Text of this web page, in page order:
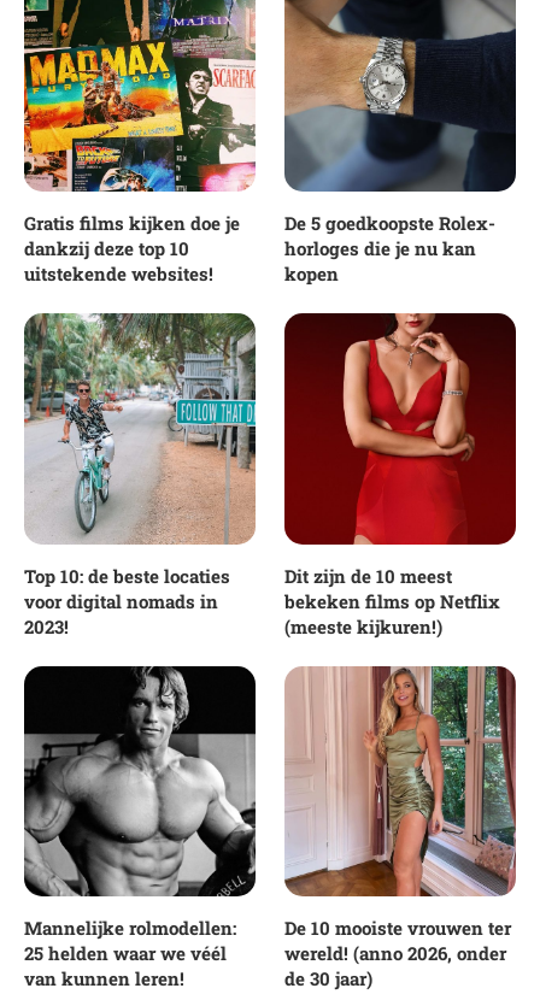
Gratis films kijken doe je
dankzij deze top 10
uitstekende websites!
De 5 goedkoopste Rolex-
horloges die je nu kan
kopen
Top 10: de beste locaties
voor digital nomads in
2023!
Dit zijn de 10 meest
bekeken films op Netflix
(meeste kijkuren!)
Mannelijke rolmodellen:
25 helden waar we véél
van kunnen leren!
De 10 mooiste vrouwen ter
wereld! (anno 2026, onder
de 30 jaar)